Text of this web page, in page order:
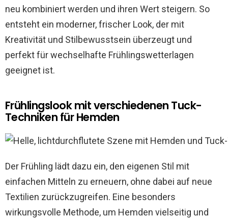
neu kombiniert werden und ihren Wert steigern. So
entsteht ein moderner, frischer Look, der mit
Kreativität und Stilbewusstsein überzeugt und
perfekt für wechselhafte Frühlingswetterlagen
geeignet ist.
Frühlingslook mit verschiedenen Tuck-
Techniken für Hemden
Der Frühling lädt dazu ein, den eigenen Stil mit
einfachen Mitteln zu erneuern, ohne dabei auf neue
Textilien zurückzugreifen. Eine besonders
wirkungsvolle Methode, um Hemden vielseitig und